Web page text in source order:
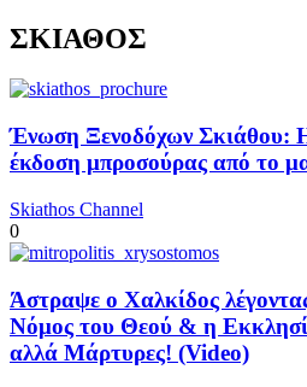
ΣΚΙΑΘΟΣ
Ένωση Ξενοδόχων Σκιάθου:
έκδοση μπροσούρας από το
Skiathos Channel
0
Άστραψε ο Χαλκίδος
Νόμος του Θεού & η
αλλά Μάρτυρες! (Video)